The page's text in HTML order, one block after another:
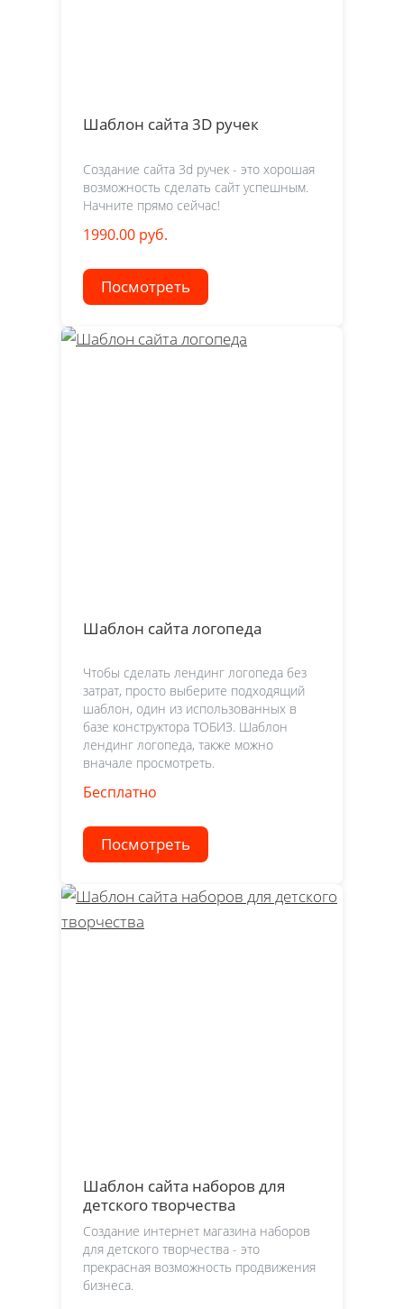
Шаблон сайта 3D ручек
Создание сайта 3d ручек - это хорошая
возможность сделать сайт успешным.
Начните прямо сейчас!
1990.00 руб.
Посмотреть
Шаблон сайта логопеда
Чтобы сделать лендинг логопеда без
затрат, просто выберите подходящий
шаблон, один из использованных в
базе конструктора ТОБИЗ. Шаблон
лендинг логопеда, также можно
вначале просмотреть.
Бесплатно
Посмотреть
Шаблон сайта наборов для
детского творчества
Создание интернет магазина наборов
для детского творчества - это
прекрасная возможность продвижения
бизнеса.